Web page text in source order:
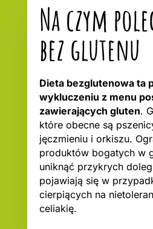
Na czym
bez glutenu
Dieta bezglutenowa ta
wykluczeniu z menu
zawierających gluten.
które obecne są
jęczmieniu i orkiszu.
produktów bogatych w
uniknąć przykrych
pojawiają się w
cierpiących na
celiakię.